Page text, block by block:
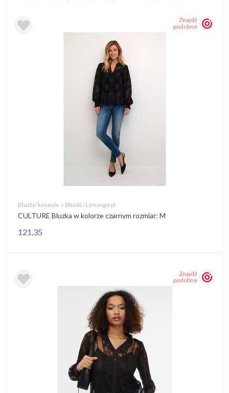
Znajdź
podobne
Bluzki/ koszule > Bluzki / Limango.pl
CULTURE Bluzka w kolorze czarnym rozmiar: M
121,35
Znajdź
podobne